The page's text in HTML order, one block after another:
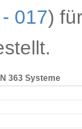
017)
363 Systeme